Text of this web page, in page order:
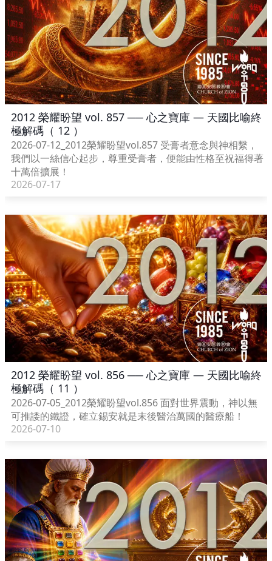
2012 榮耀盼望 vol. 857 ── 心之寶庫 — 天國比喻終
極解碼（ 12 ）
2026-07-12_2012榮耀盼望vol.857 受膏者意念與神相繫，
我們以一絲信心起步，尊重受膏者，便能由性格至祝福得著
十萬倍擴展！
2026-07-17
2012 榮耀盼望 vol. 856 ── 心之寶庫 — 天國比喻終
極解碼（ 11 ）
2026-07-05_2012榮耀盼望vol.856 面對世界震動，神以無
可推諉的鐵證，確立錫安就是末後醫治萬國的醫療船！
2026-07-10